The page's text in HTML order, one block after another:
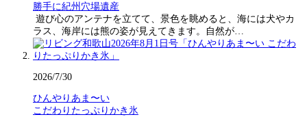
勝手に紀州穴場遺産
遊び心のアンテナを立てて、景色を眺めると、海には犬やカ
ラス、海岸には熊の姿が見えてきます。自然が…
2026/7/30
ひんやりあま〜い
こだわりたっぷりかき氷